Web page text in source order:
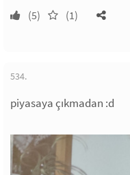
(5) (1)
534.
piyasaya çıkmadan :d